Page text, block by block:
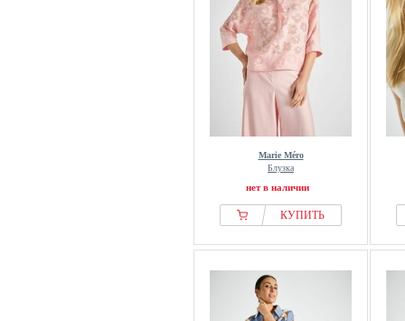
Marie Méro
Блузка
нет в наличии
КУПИТЬ